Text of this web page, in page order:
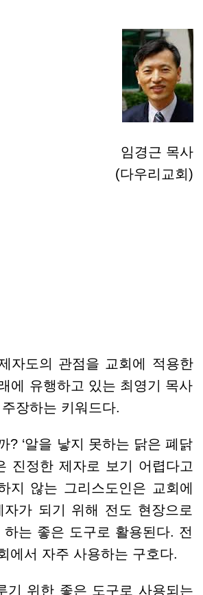
임경근 목사
(다우리교회)
자도의 관점을 교회에 적용한
에 유행하고 있는 최영기 목사
장하는 키워드다.
‘알을 낳지 못하는 닭은 폐닭
진정한 제자로 보기 어렵다고
지 않는 그리스도인은 교회에
가 되기 위해 전도 현장으로
는 좋은 도구로 활용된다. 전
에서 자주 사용하는 구호다.
기 위한 좋은 도구로 사용되는